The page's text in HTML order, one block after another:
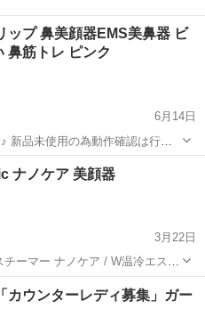
プ 鼻美顔器EMS美鼻器 ビ
鼻筋トレ ピンク
6月14日
る方に。EMS微電流が心地よく
美容家電 美顔器
ナノケア 美顔器
3月22日
ーマー ナノケア / W温冷エステ
なりたい肌に合わせて選べる、
を感じる時に、うるおいのバリ
容家電 ナノケア
カウンターレディ募集」ガー